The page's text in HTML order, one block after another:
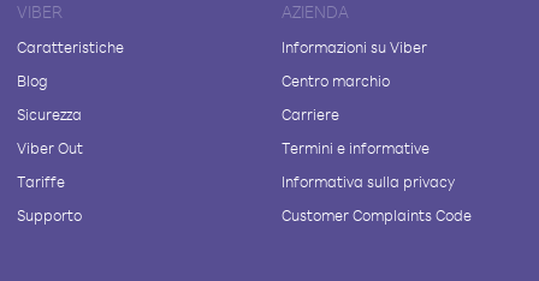
VIBER
Caratteristiche
Blog
Sicurezza
Viber Out
Tariffe
Supporto
AZIENDA
Informazioni su Viber
Centro marchio
Carriere
Termini e informative
Informativa sulla privacy
Customer Complaints Code